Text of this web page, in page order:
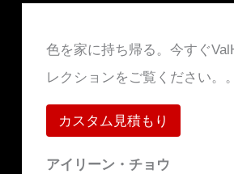
色を家に持ち帰る。今すぐ
レクションをご覧ください。。
カスタム見積もり
アイリーン・チョウ